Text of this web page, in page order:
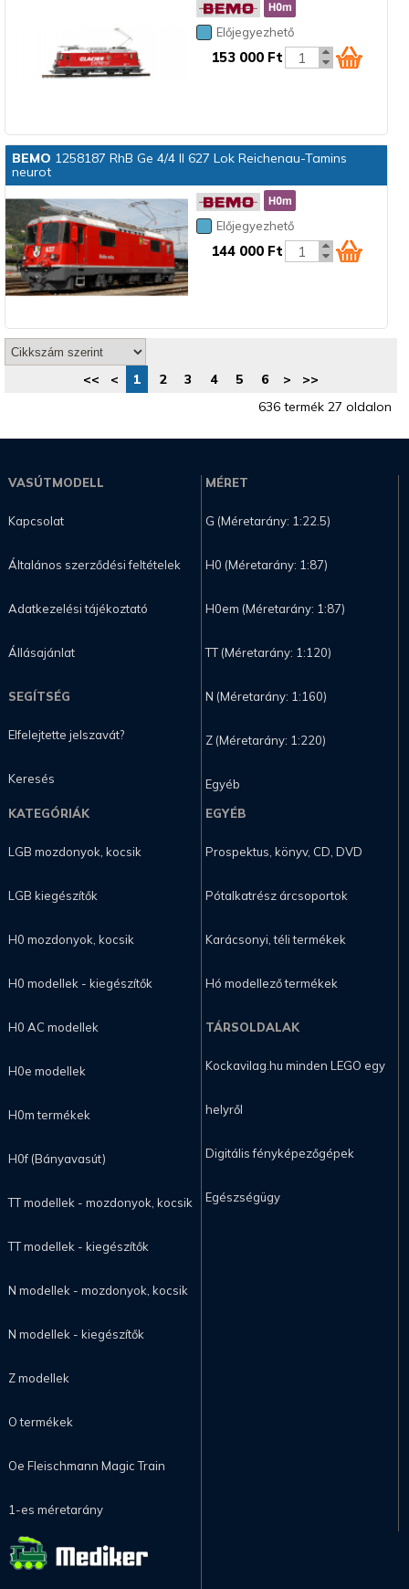
Előjegyezhető
153 000 Ft
BEMO 1258187 RhB Ge 4/4 II 627 Lok Reichenau-Tamins
neurot
Előjegyezhető
144 000 Ft
<< < 1 2 3 4 5 6 >
>>
636 termék 27 oldalon
VASÚTMODELL
Kapcsolat
Általános szerződési feltételek
Adatkezelési tájékoztató
Állásajánlat
SEGÍTSÉG
Elfelejtette jelszavát?
Keresés
MÉRET
G (Méretarány: 1:22.5)
H0 (Méretarány: 1:87)
H0em (Méretarány: 1:87)
TT (Méretarány: 1:120)
N (Méretarány: 1:160)
Z (Méretarány: 1:220)
Egyéb
KATEGÓRIÁK
LGB mozdonyok, kocsik
LGB kiegészítők
H0 mozdonyok, kocsik
H0 modellek - kiegészítők
H0 AC modellek
H0e modellek
H0m termékek
H0f (Bányavasút)
TT modellek - mozdonyok, kocsik
TT modellek - kiegészítők
N modellek - mozdonyok, kocsik
N modellek - kiegészítők
Z modellek
O termékek
Oe Fleischmann Magic Train
1-es méretarány
EGYÉB
Prospektus, könyv, CD, DVD
Pótalkatrész árcsoportok
Karácsonyi, téli termékek
Hó modellező termékek
TÁRSOLDALAK
Kockavilag.hu minden LEGO egy
helyről
Digitális fényképezőgépek
Egészségügy